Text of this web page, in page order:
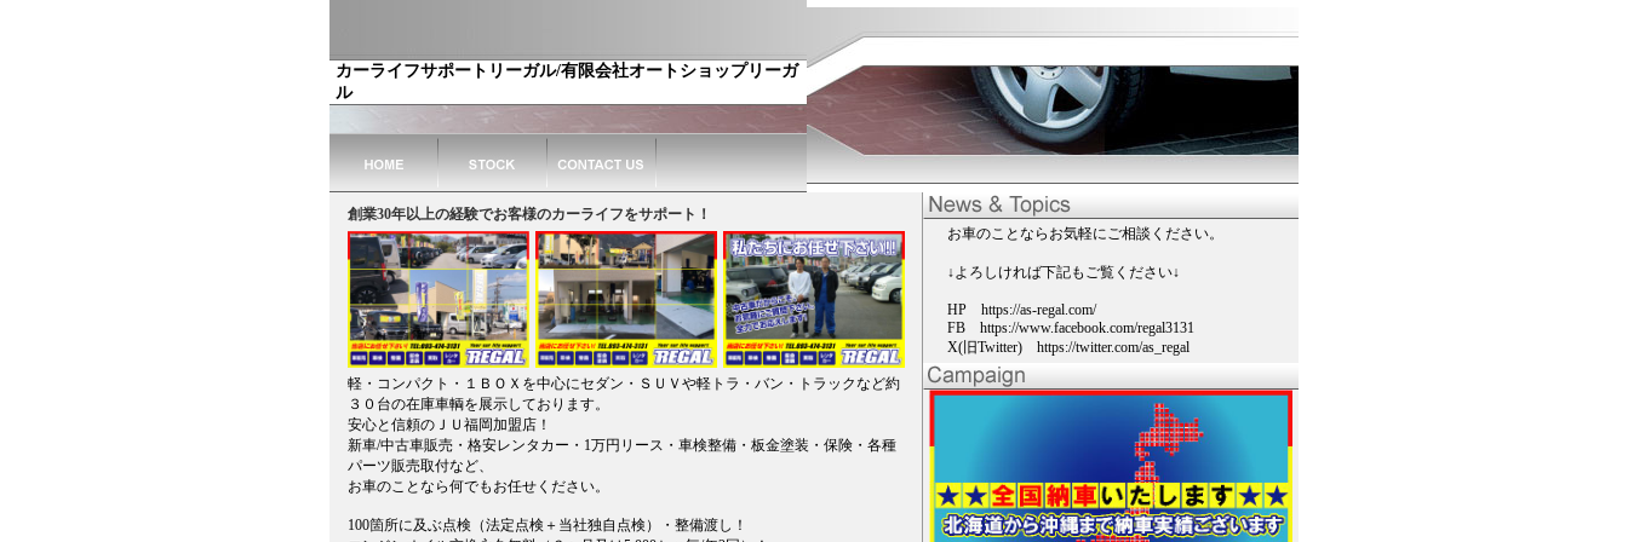
カーライフサポートリーガル/有限会社オートショップリーガ
ル
創業30年以上の経験でお客様のカーライフをサポート！
軽・コンパクト・１ＢＯＸを中心にセダン・ＳＵＶや軽トラ・バン・トラックなど約
３０台の在庫車輌を展示しております。
安心と信頼のＪＵ福岡加盟店！
新車/中古車販売・格安レンタカー・1万円リース・車検整備・板金塗装・保険・各種
パーツ販売取付など、
お車のことなら何でもお任せください。
100箇所に及ぶ点検（法定点検＋当社独自点検）・整備渡し！
お車のことならお気軽にご相談ください。
↓よろしければ下記もご覧ください↓
HP https://as-regal.com/
FB https://www.facebook.com/regal3131
X(旧Twitter) https://twitter.com/as_regal